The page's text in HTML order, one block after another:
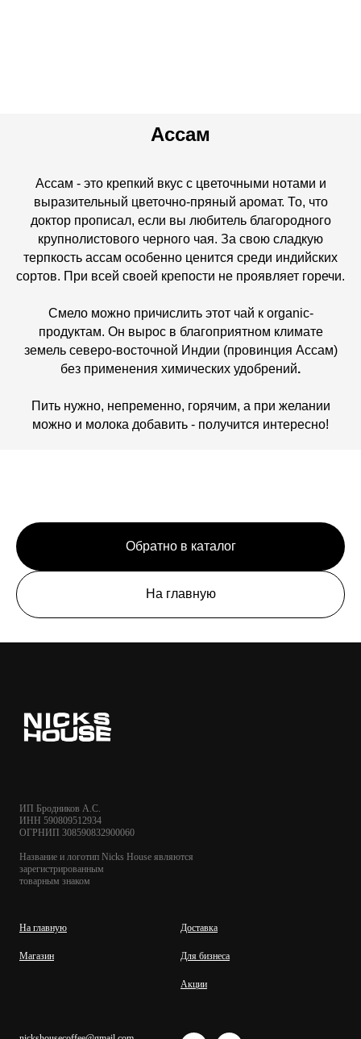
Ассам
Ассам - это крепкий вкус с цветочными нотами и
выразительный цветочно-пряный аромат. То, что
доктор прописал, если вы любитель благородного
крупнолистового черного чая. За свою сладкую
терпкость ассам особенно ценится среди индийских
сортов. При всей своей крепости не проявляет горечи.
Смело можно причислить этот чай к organic-
продуктам. Он вырос в благоприятном климате
земель северо-восточной Индии (провинция Ассам)
без применения химических удобрений.
Пить нужно, непременно, горячим, а при желании
можно и молока добавить - получится интересно!
Обратно в каталог
На главную
ИП Бродников А.С.
ИНН 590809512934
ОГРНИП 308590832900060
Название и логотип Nicks House являются
зарегистрированным
товарным знаком
На главную
Магазин
Доставка
Для бизнеса
Акции